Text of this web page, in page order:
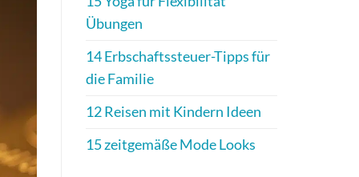
Übungen
14 Erbschaftssteuer-Tipps für
die Familie
12 Reisen mit Kindern Ideen
15 zeitgemäße Mode Looks